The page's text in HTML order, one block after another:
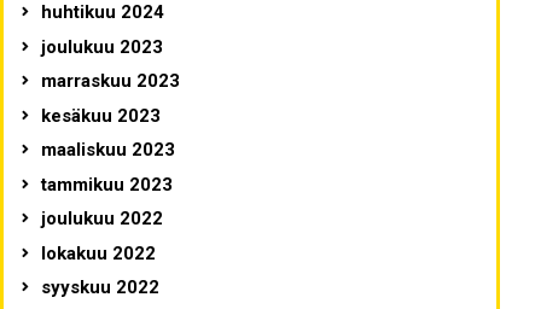
huhtikuu 2024
joulukuu 2023
marraskuu 2023
kesäkuu 2023
maaliskuu 2023
tammikuu 2023
joulukuu 2022
lokakuu 2022
syyskuu 2022